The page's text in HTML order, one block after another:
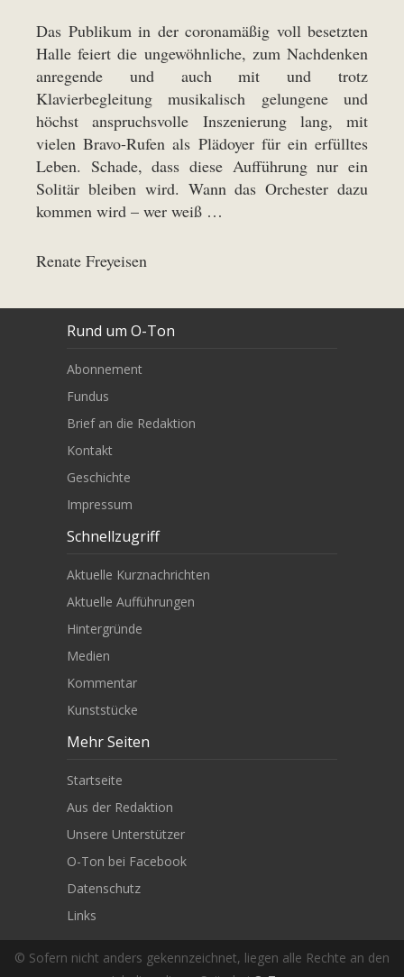
Das Publikum in der coronamäßig voll besetzten
Halle feiert die ungewöhnliche, zum Nachdenken
anregende und auch mit und trotz
Klavierbegleitung musikalisch gelungene und
höchst anspruchsvolle Inszenierung lang, mit
vielen Bravo-Rufen als Plädoyer für ein erfülltes
Leben. Schade, dass diese Aufführung nur ein
Solitär bleiben wird. Wann das Orchester dazu
kommen wird – wer weiß …
Renate Freyeisen
© Sofern nicht anders gekennzeichnet, liegen alle Rechte an den
Rund um O-Ton
Abonnement
Fundus
Brief an die Redaktion
Kontakt
Geschichte
Impressum
Schnellzugriff
Aktuelle Kurznachrichten
Aktuelle Aufführungen
Hintergründe
Medien
Kommentar
Kunststücke
Mehr Seiten
Startseite
Aus der Redaktion
Unsere Unterstützer
O-Ton bei Facebook
Datenschutz
Links